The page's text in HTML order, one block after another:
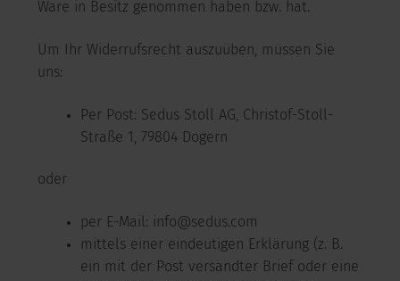
Ware in Besitz genommen haben bzw. hat.
Um Ihr Widerrufsrecht auszuüben, müssen Sie
uns:
Per Post: Sedus Stoll AG, Christof-Stoll-
Straße 1, 79804 Dogern
oder
per E-Mail: info@sedus.com
mittels einer eindeutigen Erklärung (z. B.
ein mit der Post versandter Brief oder eine